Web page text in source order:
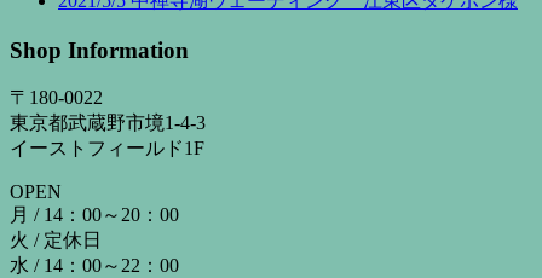
Shop Information
〒180-0022
東京都武蔵野市境1-4-3
イーストフィールド1F
OPEN
月 / 14：00～20：00
火 / 定休日
水 / 14：00～22：00